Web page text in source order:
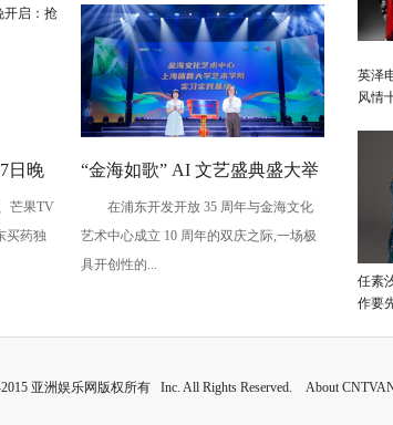
日晚
高
芒果TV
买药独
“金海如歌” AI 文艺盛典盛大举
行,共鉴科技艺术融合景象
在浦东开发开放 35 周年与金海文化
艺术中心成立 10 周年的双庆之际,一场极
具开创性的...
英泽
风情
任素
作要
亚洲娱乐网版权所有 Inc. All Rights Reserved. About